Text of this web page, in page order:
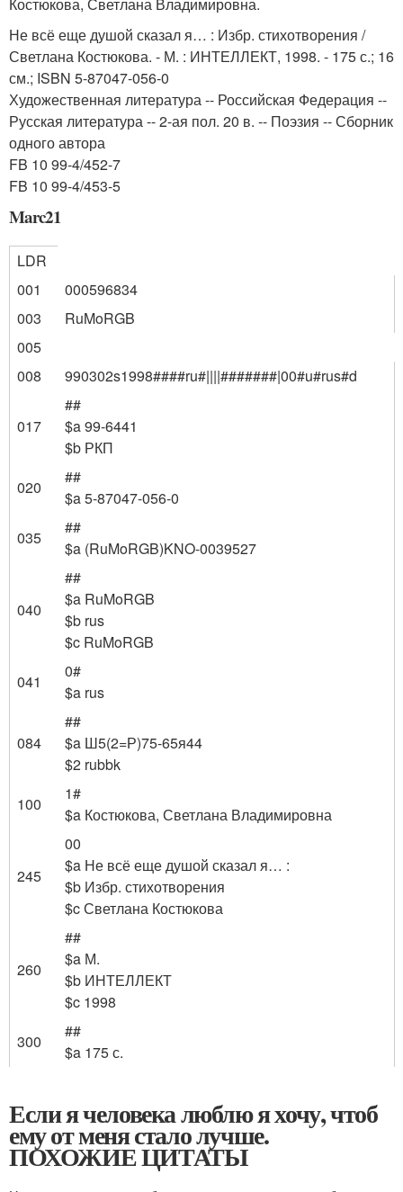
Не всё еще душой сказал я… : Избр. стихотворения /
Светлана Костюкова. - М. : ИНТЕЛЛЕКТ, 1998. - 175 с.; 16
см.; ISBN 5-87047-056-0
Художественная литература -- Российская Федерация --
Русская литература -- 2-ая пол. 20 в. -- Поэзия -- Сборник
одного автора
FB 10 99-4/452-7
FB 10 99-4/453-5
Marc21
LDR
001
000596834
003
RuMoRGB
005
008
990302s1998####ru#||||#######|00#u#rus#d
017
##
$a 99-6441
$b РКП
020
##
$a 5-87047-056-0
035
##
$a (RuMoRGB)KNO-0039527
040
##
$a RuMoRGB
$b rus
$c RuMoRGB
041
0#
$a rus
084
##
$a Ш5(2=Р)75-65я44
$2 rubbk
100
1#
$a Костюкова, Светлана Владимировна
245
00
$a Не всё еще душой сказал я… :
$b Избр. стихотворения
$c Светлана Костюкова
260
##
$a М.
$b ИНТЕЛЛЕКТ
$c 1998
300
##
$a 175 с.
Если я человека люблю я хочу, чтоб
ему от меня стало лучше.
ПОХОЖИЕ ЦИТАТЫ